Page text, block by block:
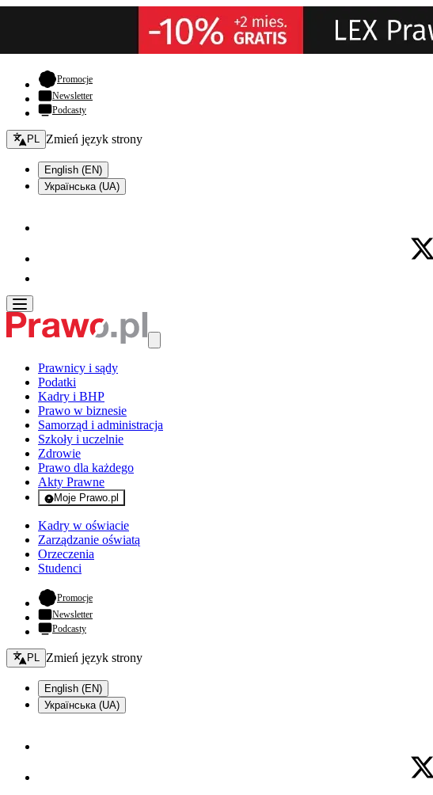
Promocje- otwiera się w nowej karcie
Newsletter
Podcasty
Zmień język - bieżący:
PL Zmień język strony
English (EN)
Українська (UA)
X -
Prawnicy i sądy
Podatki
Kadry i BHP
Prawo w biznesie
Samorząd i administracja
Szkoły i uczelnie
Zdrowie
Prawo dla każdego
Akty Prawne
Moje Prawo.pl
- rejestracja i logowanie do serwisu
Kadry w oświacie
Zarządzanie oświatą
Orzeczenia
Studenci
Promocje- otwiera się w nowej karcie
Newsletter
Podcasty
Zmień język - bieżący:
PL Zmień język strony
English (EN)
Українська (UA)
X -